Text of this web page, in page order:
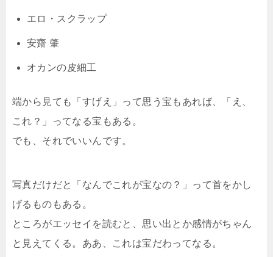
エロ・スクラップ
安齋 肇
オカンの皮細工
端から見ても「すげえ」って思う宝もあれば、「え、
これ？」ってなる宝もある。
でも、それでいいんです。
写真だけだと「なんでこれが宝なの？」って首をかし
げるものもある。
ところがエッセイを読むと、思い出とか感情がちゃん
と見えてくる。ああ、これは宝だわってなる。